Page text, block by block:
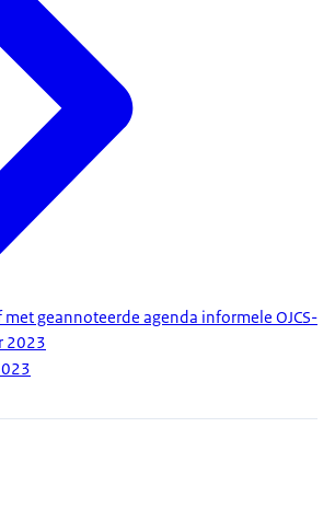
geannoteerde agenda informele OJCS-
2023